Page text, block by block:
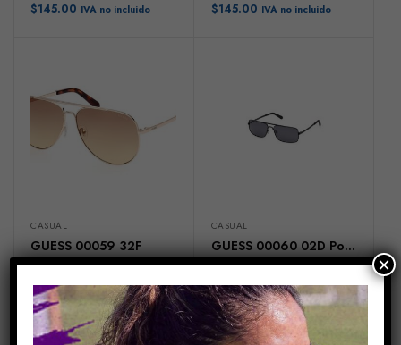
$145.00 IVA no incluido $145.00 IVA no incluido
CASUAL
GUESS 00059 32F
CASUAL
GUESS 00060 02D Polarizada
×